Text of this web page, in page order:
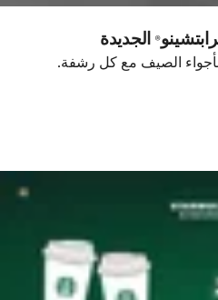
الجديدة
بأجواء الصيف مع كل رشفة.